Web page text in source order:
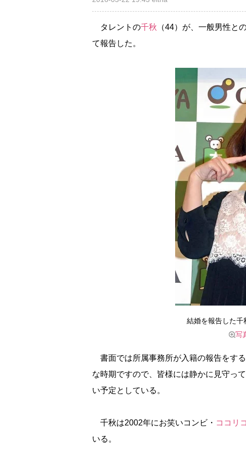
タレントの千秋 （44）が、一般男性と
て報告した。
結婚を報告した千
写
書面では所属事務所が入籍の報告をす
な時期ですので、皆様には静かに見守っ
い予定としている。
千秋は2002年にお笑いコンビ・ ココリコ
いる。